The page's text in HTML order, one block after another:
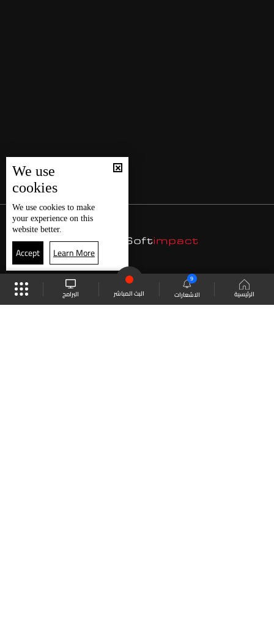
الرئيسية الاشعارات
9
البث المباشر البرامج
We use
cookies
We use cookies to make
your experience on this
website better.
Accept Learn More
موقع البرامج الجدول البث المباشر